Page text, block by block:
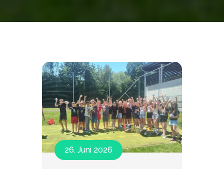
26. Juni 2026